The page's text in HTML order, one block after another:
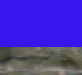
principal